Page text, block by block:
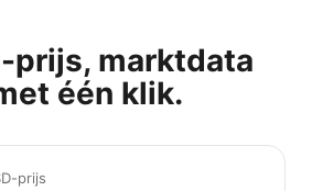
prijs, marktdata
één klik.
prijs